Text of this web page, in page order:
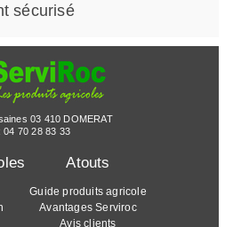
sécurisé
03 410 DOMERAT
04 70 28 83 33
Atouts
Guide produits agricole
Avantages Serviroc
Avis clients